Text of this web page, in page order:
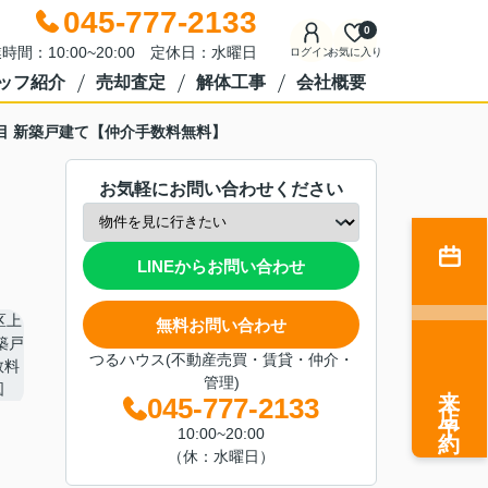
045-777-2133
間：10:00~20:00 定休日：水曜日 ログインお気に入り
0
フ紹介 売却査定 解体工事 会社概要
新築戸建て【仲介手数料無料】
お気軽にお問い合わせください
LINEからお問い合わせ
無料お問い合わせ
つるハウス(不動産売買・賃貸・仲介・
管理)
045-777-2133
10:00~20:00
（休：水曜日）
来店予約